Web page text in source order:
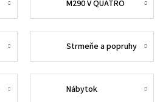
M290 V QUATRO
Strmeňe a popruhy
Nábytok